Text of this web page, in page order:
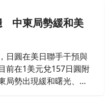
中東局勢緩和美
日圓在美日聯手干預與
前在1美元兌157日圓附
局勢出現緩和曙光、油